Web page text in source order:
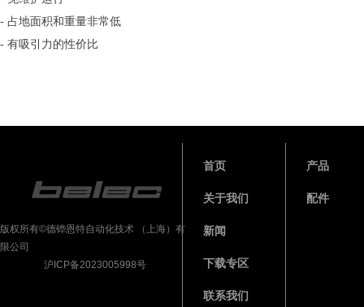
- 占地面积和重量非常低
- 有吸引力的性价比
版权所有©德铧恩特自动化技术 （上海）有
限公司
沪ICP备2023005998号
首页
关于我们
新闻
下载专区
联系我们
产品
配件